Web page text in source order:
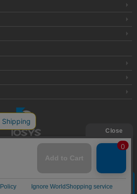
会発行 古物商許可証 第621121002176号
会社イオシス All Rights Reserved. クリア
商品を探す